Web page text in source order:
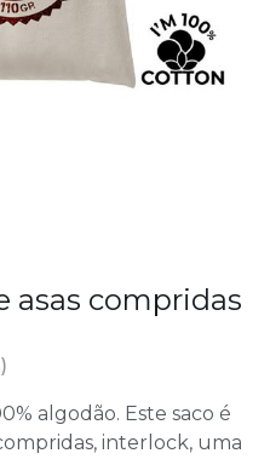
asas compridas
algodão. Este saco é
interlock, uma